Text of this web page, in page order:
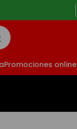
Promociones online